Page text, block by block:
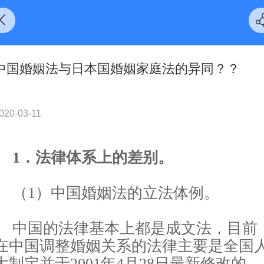
国婚姻法与日本国婚姻家庭法的异同？？
03-11
1．法律体系上的差别。
（ 1）中国婚姻法的立法体例。
中国的法律基本上都是成文法，目前
中国调整婚姻关系的法律主要是全国